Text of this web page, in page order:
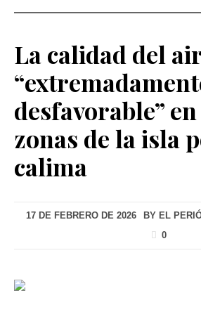
La calidad del
desfavorable”
zonas de la isla
calima
17 DE FEBRERO DE 2026 BY EL
0